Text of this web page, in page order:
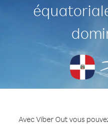
Avec Viber Out vous